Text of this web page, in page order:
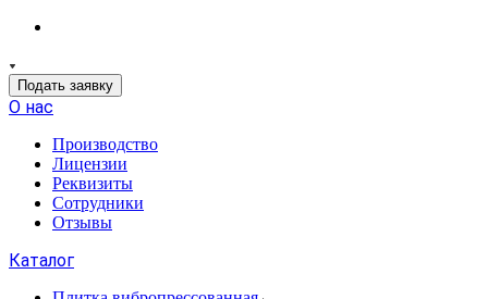
Подать заявку
О нас
Производство
Лицензии
Реквизиты
Сотрудники
Отзывы
Каталог